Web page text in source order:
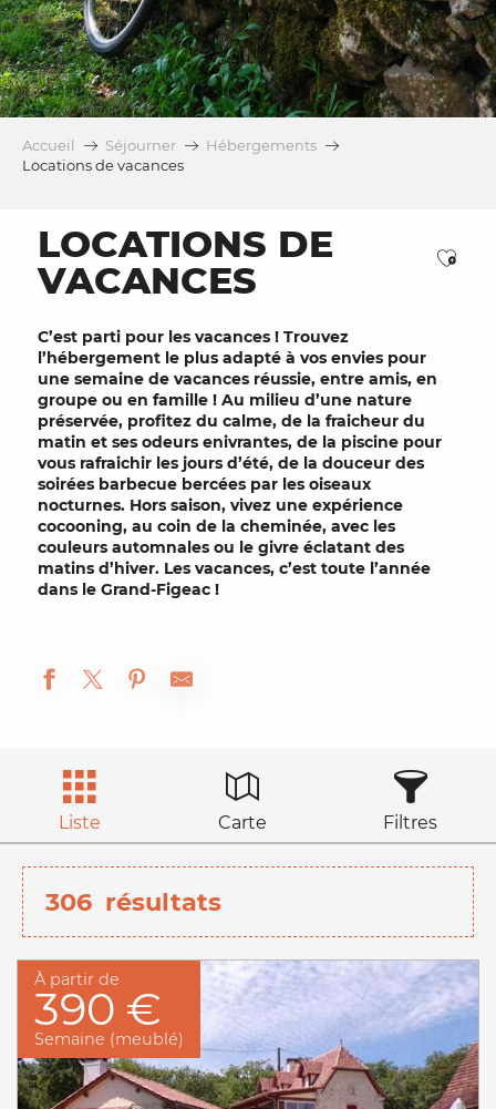
Accueil Séjourner
Hébergements
Locations de vacances
LOCATIONS DE
VACANCES
C’est parti pour les vacances ! Trouvez
l’hébergement le plus adapté à vos envies pour
une semaine de vacances réussie, entre amis, en
groupe ou en famille ! Au milieu d’une nature
préservée, profitez du calme, de la fraicheur du
matin et ses odeurs enivrantes, de la piscine pour
vous rafraichir les jours d’été, de la douceur des
soirées barbecue bercées par les oiseaux
nocturnes. Hors saison, vivez une expérience
cocooning, au coin de la cheminée, avec les
couleurs automnales ou le givre éclatant des
matins d’hiver. Les vacances, c’est toute l’année
dans le Grand-Figeac !
Liste Carte Filtres
306 résultats
À partir de
390 €
Semaine (meublé)